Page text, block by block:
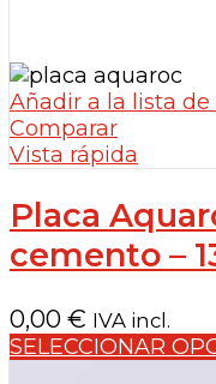
Añadir a la lista de
Comparar
Vista rápida
Placa
cemento –
0,00 € IVA incl.
SELECCIONAR